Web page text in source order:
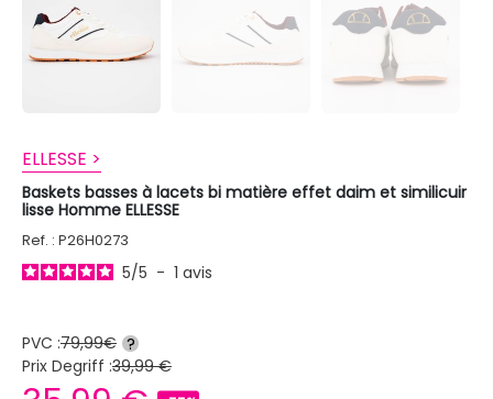
ELLESSE >
Baskets basses à lacets bi matière effet daim et similicuir
lisse Homme ELLESSE
Ref. : P26H0273
5/5 - 1 avis
PVC :79,99€ ?
Prix Degriff :39,99 €